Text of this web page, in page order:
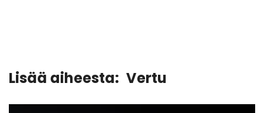
Lisää aiheesta: Vertu